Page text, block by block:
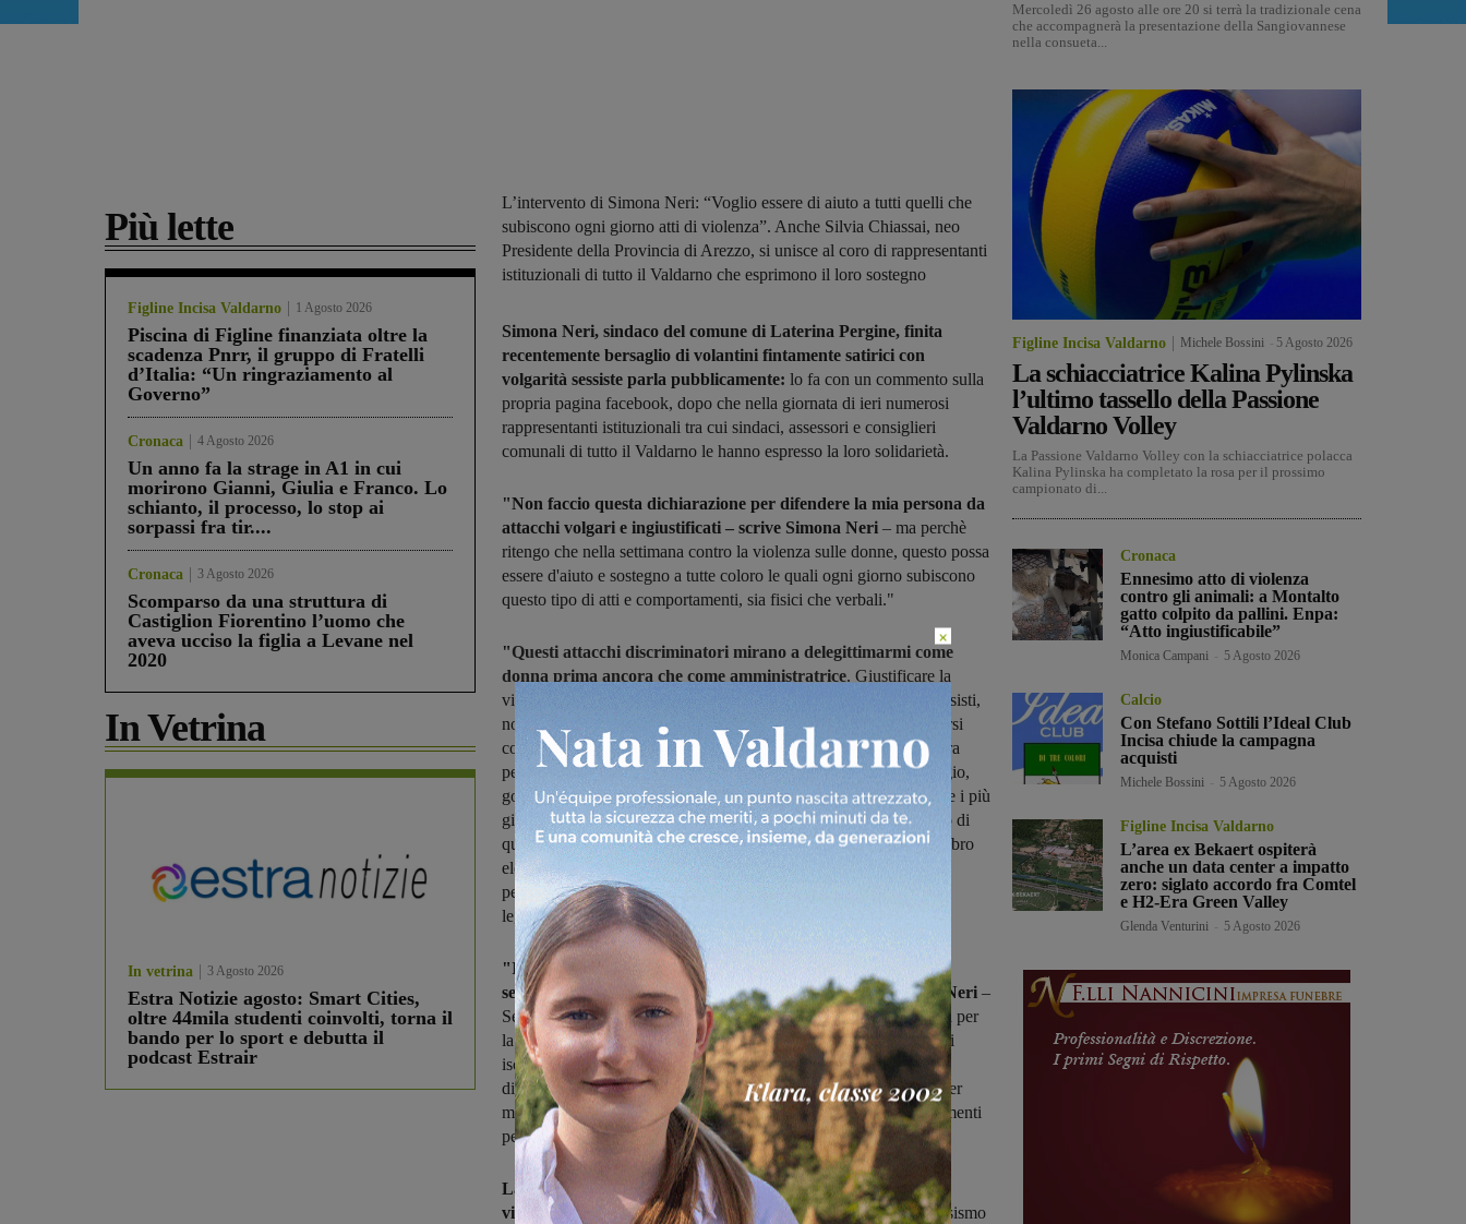
Più lette
Figline Incisa Valdarno 1 Agosto 2026
Piscina di Figline finanziata oltre la
scadenza Pnrr, il gruppo di Fratelli
d’Italia: “Un ringraziamento al
Governo”
Cronaca 4 Agosto 2026
Un anno fa la strage in A1 in cui
morirono Gianni, Giulia e Franco. Lo
schianto, il processo, lo stop ai
sorpassi fra tir....
Cronaca 3 Agosto 2026
Scomparso da una struttura di
Castiglion Fiorentino l’uomo che
aveva ucciso la figlia a Levane nel
2020
In Vetrina
In vetrina 3 Agosto 2026
Estra Notizie agosto: Smart Cities,
oltre 44mila studenti coinvolti, torna il
bando per lo sport e debutta il
podcast Estrair
L’intervento di Simona Neri: “Voglio essere di aiuto a tutti quelli che
subiscono ogni giorno atti di violenza”. Anche Silvia Chiassai, neo
Presidente della Provincia di Arezzo, si unisce al coro di rappresentanti
istituzionali di tutto il Valdarno che esprimono il loro sostegno
Simona Neri, sindaco del comune di Laterina Pergine, finita
recentemente bersaglio di volantini fintamente satirici con
volgarità sessiste parla pubblicamente: lo fa con un commento sulla
propria pagina facebook, dopo che nella giornata di ieri numerosi
rappresentanti istituzionali tra cui sindaci, assessori e consiglieri
comunali di tutto il Valdarno le hanno espresso la loro solidarietà.
"Non faccio questa dichiarazione per difendere la mia persona da
attacchi volgari e ingiustificati – scrive Simona Neri – ma perchè
ritengo che nella settimana contro la violenza sulle donne, questo possa
essere d'aiuto e sostegno a tutte coloro le quali ogni giorno subiscono
questo tipo di atti e comportamenti, sia fisici che verbali."
"Questi attacchi discriminatori mirano a delegittimarmi come
donna prima ancora che come amministratrice. Giustificare la
violenza verbale, le volgarità praticate di nascosto, gli attacchi sessisti,
non fa altro che alimentare un sentimento barbaro, che può volgersi
contro ogni donna o contro ogni persona debole e indifesa. Ancora
peggiore è l'atteggiamento teso a derubricarla come ironia o, peggio,
goliardia. Agendo così non facciamo altro che abituarci, e abituare i più
giovani, ad un modello nel quale le donne possono essere oggetto di
qualsiasi offesa ed essere poi costretti a rilevare ogni anno il macabro
elenco delle vittime di violenze. Io non voglio e non rappresento
persone così, che non comprendono la differenza tra una critica
legittima ed un attacco volgare, violento".
"In queste ore sto ricevendo molti attestati di solidarietà e ho
sentito davvero la vicinanza dei miei concittadini – conclude Neri –
Sento che questa è una comunità di persone perbene, riconosciuta per
la sua operosità e generosità, ma allo stesso tempo chiedo a tutti di
isolare quelle persone che con atteggiamenti vili e sconsiderati
diffondono una cultura di odio, rancore e violenza. Non lo dico per
me, ma per tutte coloro che, a differenza di me, hanno meno strumenti
per difendersi e spesso rischiano di subire silenziosamente."
La vicenda, alla vigilia rella giornata internazionale contro la
violenza sulle donne, ha acceso ancor di più la questione del sessismo
Mercoledì 26 agosto alle ore 20 si terrà la tradizionale cena
che accompagnerà la presentazione della Sangiovannese
nella consueta...
Figline Incisa Valdarno Michele Bossini 5 Agosto 2026
La schiacciatrice Kalina Pylinska
l’ultimo tassello della Passione
Valdarno Volley
La Passione Valdarno Volley con la schiacciatrice polacca
Kalina Pylinska ha completato la rosa per il prossimo
campionato di...
Cronaca
Ennesimo atto di violenza
contro gli animali: a Montalto
gatto colpito da pallini. Enpa:
“Atto ingiustificabile”
Monica Campani 5 Agosto 2026
Calcio
Con Stefano Sottili l’Ideal Club
Incisa chiude la campagna
acquisti
Michele Bossini 5 Agosto 2026
Figline Incisa Valdarno
L’area ex Bekaert ospiterà
anche un data center a impatto
zero: siglato accordo fra Comtel
e H2-Era Green Valley
Glenda Venturini 5 Agosto 2026
×